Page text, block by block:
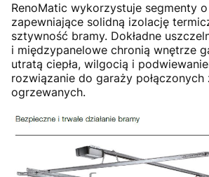
RenoMatic wykorzystuje segmenty
zapewniające solidną izolację
sztywność bramy. Dokładne
i międzypanelowe chronią wnętrze
utratą ciepła, wilgocią i
rozwiązanie do garaży połączonych
ogrzewanych.